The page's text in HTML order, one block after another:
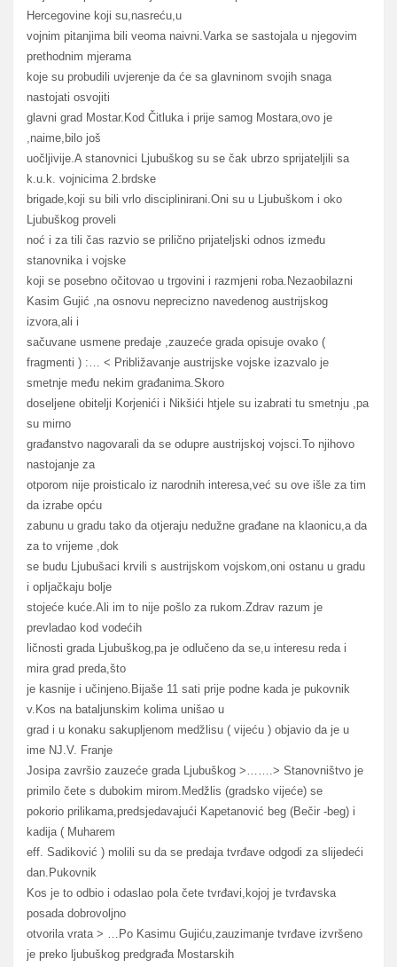
Hercegovine koji su,nasreću,u
vojnim pitanjima bili veoma naivni.Varka se sastojala u njegovim
prethodnim mjerama
koje su probudili uvjerenje da će sa glavninom svojih snaga
nastojati osvojiti
glavni grad Mostar.Kod Čitluka i prije samog Mostara,ovo je
,naime,bilo još
uočljivije.A stanovnici Ljubuškog su se čak ubrzo sprijateljili sa
k.u.k. vojnicima 2.brdske
brigade,koji su bili vrlo disciplinirani.Oni su u Ljubuškom i oko
Ljubuškog proveli
noć i za tili čas razvio se prilično prijateljski odnos između
stanovnika i vojske
koji se posebno očitovao u trgovini i razmjeni roba.Nezaobilazni
Kasim Gujić ,na osnovu neprecizno navedenog austrijskog
izvora,ali i
sačuvane usmene predaje ,zauzeće grada opisuje ovako (
fragmenti ) :… < Približavanje austrijske vojske izazvalo je
smetnje među nekim građanima.Skoro
doseljene obitelji Korjenići i Nikšići htjele su izabrati tu smetnju ,pa
su mirno
građanstvo nagovarali da se odupre austrijskoj vojsci.To njihovo
nastojanje za
otporom nije proisticalo iz narodnih interesa,već su ove išle za tim
da izrabe opću
zabunu u gradu tako da otjeraju nedužne građane na klaonicu,a da
za to vrijeme ,dok
se budu Ljubušaci krvili s austrijskom vojskom,oni ostanu u gradu
i opljačkaju bolje
stojeće kuće.Ali im to nije pošlo za rukom.Zdrav razum je
prevladao kod vodećih
ličnosti grada Ljubuškog,pa je odlučeno da se,u interesu reda i
mira grad preda,što
je kasnije i učinjeno.Bijaše 11 sati prije podne kada je pukovnik
v.Kos na bataljunskim kolima unišao u
grad i u konaku sakupljenom medžlisu ( vijeću ) objavio da je u
ime NJ.V. Franje
Josipa završio zauzeće grada Ljubuškog >…….> Stanovništvo je
primilo čete s dubokim mirom.Medžlis (gradsko vijeće) se
pokorio prilikama,predsjedavajući Kapetanović beg (Bečir -beg) i
kadija ( Muharem
eff. Sadiković ) molili su da se predaja tvrđave odgodi za slijedeći
dan.Pukovnik
Kos je to odbio i odaslao pola čete tvrđavi,kojoj je tvrđavska
posada dobrovoljno
otvorila vrata > …Po Kasimu Gujiću,zauzimanje tvrđave izvršeno
je preko ljubuškog predgrađa Mostarskih